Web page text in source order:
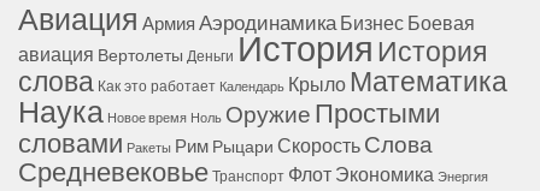
Авиация Армия Аэродинамика Бизнес Боевая
авиация Вертолеты Деньги История История
слова Как это работает Календарь Крыло Математика
Наука Новое время Ноль Оружие Простыми
словами Ракеты Рим Рыцари Скорость Слова
Средневековье Транспорт Флот Экономика Энергия